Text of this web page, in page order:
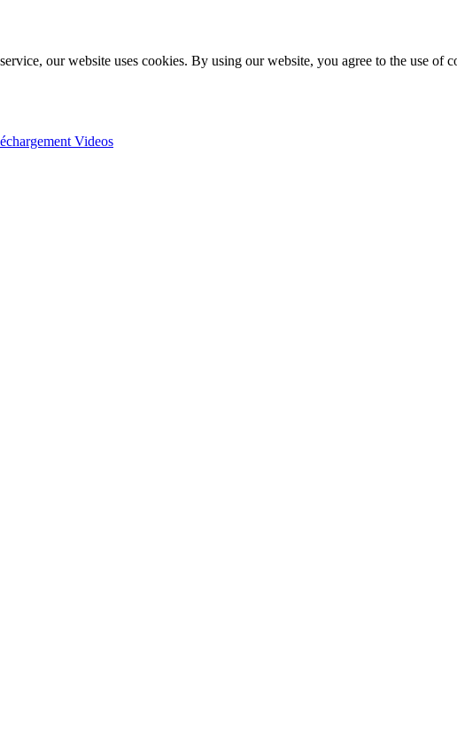
our website uses cookies. By using our website, you agree to the use of
Videos